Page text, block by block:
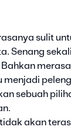
sulit
Senang
Bahkan
menjadi
sebuah
akan